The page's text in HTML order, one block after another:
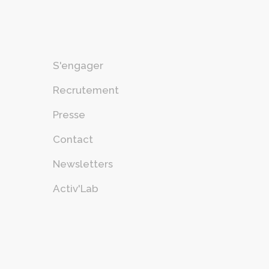
S'engager
Recrutement
Presse
Contact
Newsletters
Activ'Lab